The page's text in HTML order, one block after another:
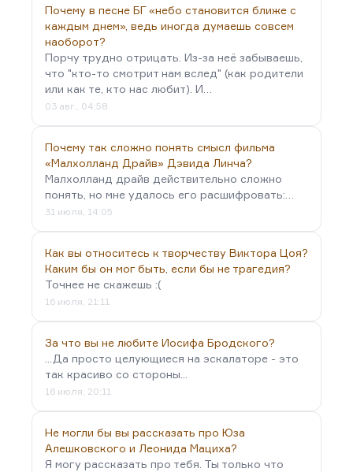
Почему в песне БГ «небо становится ближе с
каждым днем», ведь иногда думаешь совсем
наоборот?
Порчу трудно отрицать. Из-за неё забываешь,
что "кто-то смотрит нам вслед" (как родители
или как те, кто нас любит). И…
03 авг., 04:58
Почему так сложно понять смысл фильма
«Малхолланд Драйв» Дэвида Линча?
Малхолланд драйв действительно сложно
понять, но мне удалось его расшифровать:…
31 июля, 14:05
Как вы относитесь к творчеству Виктора Цоя?
Каким бы он мог быть, если бы не трагедия?
Точнее не скажешь :(
16 июля, 21:11
За что вы не любите Иосифа Бродского?
...Да просто целующиеся на эскалаторе - это
так красиво со стороны...
16 июля, 20:11
Не могли бы вы рассказать про Юза
Алешковского и Леонида Мациха?
Я могу рассказать про тебя. Ты только что